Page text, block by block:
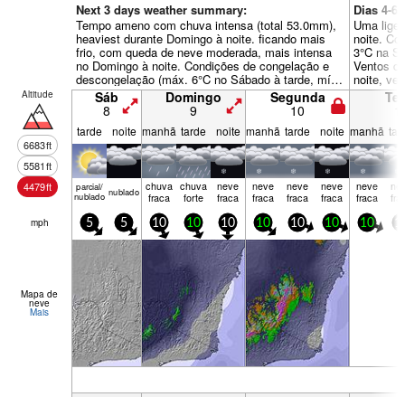
Next 3 days weather summary:
Tempo ameno com chuva intensa (total 53.0mm),
heaviest durante Domingo à noite. ficando mais
frio, com queda de neve moderada, mais intensa
no Domingo à noite. Condições de congelação e
descongelação (máx. 6°C no Sábado à tarde, mín
-2°C na Segunda à tarde). o vento será geralmente
fraco.
Dias 4-6
Uma
noite.
3°C na
Ventos
noite,
Altitude
6683ft
5581ft
4479ft
Sáb
8
Domingo
9
Segunda
10
tarde noite manhã tarde noite manhã tarde noite manhã
parcial/
nublado nubl­ado chuva
fraca
chuva
forte
neve
fraca
neve
fraca
neve
fraca
neve
fraca
neve
fraca
mph 5 5 10 10 10 10 10 10 10
Mapa de
neve
Mais